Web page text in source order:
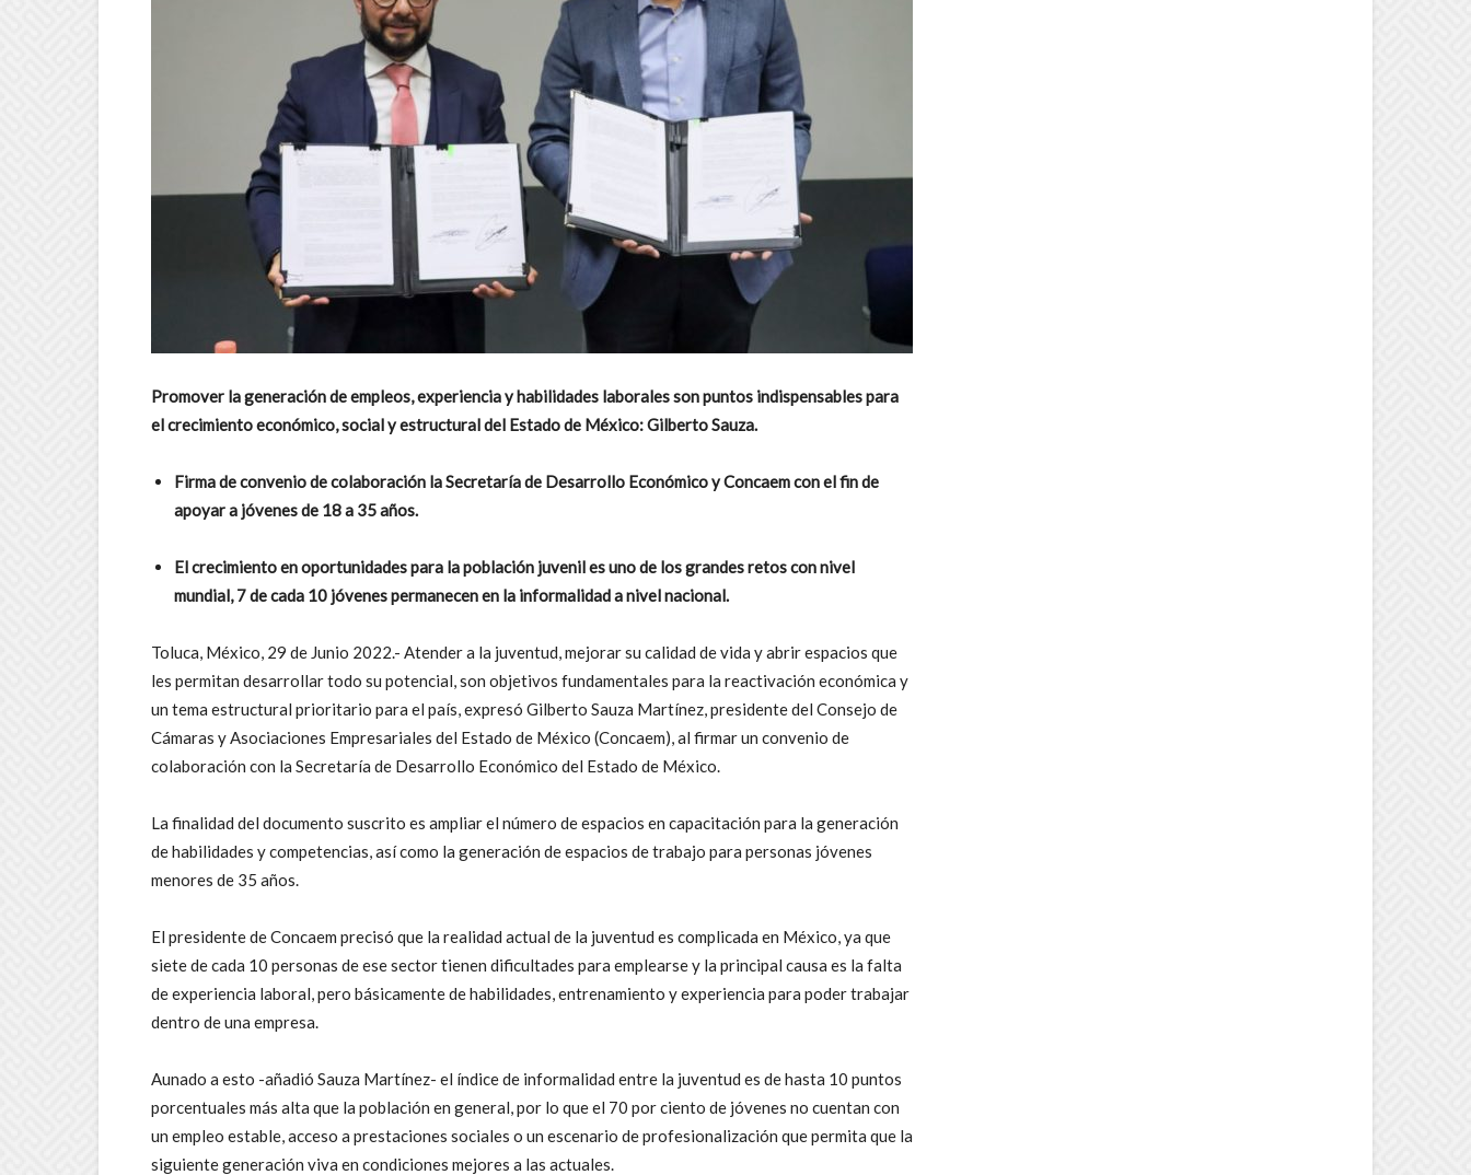
Promover la generación de empleos, experiencia y habilidades laborales son puntos indispensables para
el crecimiento económico, social y estructural del Estado de México: Gilberto Sauza.
Firma de convenio de colaboración la Secretaría de Desarrollo Económico y Concaem con el fin de
apoyar a jóvenes de 18 a 35 años.
El crecimiento en oportunidades para la población juvenil es uno de los grandes retos con nivel
mundial, 7 de cada 10 jóvenes permanecen en la informalidad a nivel nacional.
Toluca, México, 29 de Junio 2022.- Atender a la juventud, mejorar su calidad de vida y abrir espacios que
les permitan desarrollar todo su potencial, son objetivos fundamentales para la reactivación económica y
un tema estructural prioritario para el país, expresó Gilberto Sauza Martínez, presidente del Consejo de
Cámaras y Asociaciones Empresariales del Estado de México (Concaem), al firmar un convenio de
colaboración con la Secretaría de Desarrollo Económico del Estado de México.
La finalidad del documento suscrito es ampliar el número de espacios en capacitación para la generación
de habilidades y competencias, así como la generación de espacios de trabajo para personas jóvenes
menores de 35 años.
El presidente de Concaem precisó que la realidad actual de la juventud es complicada en México, ya que
siete de cada 10 personas de ese sector tienen dificultades para emplearse y la principal causa es la falta
de experiencia laboral, pero básicamente de habilidades, entrenamiento y experiencia para poder trabajar
dentro de una empresa.
Aunado a esto -añadió Sauza Martínez- el índice de informalidad entre la juventud es de hasta 10 puntos
porcentuales más alta que la población en general, por lo que el 70 por ciento de jóvenes no cuentan con
un empleo estable, acceso a prestaciones sociales o un escenario de profesionalización que permita que la
siguiente generación viva en condiciones mejores a las actuales.